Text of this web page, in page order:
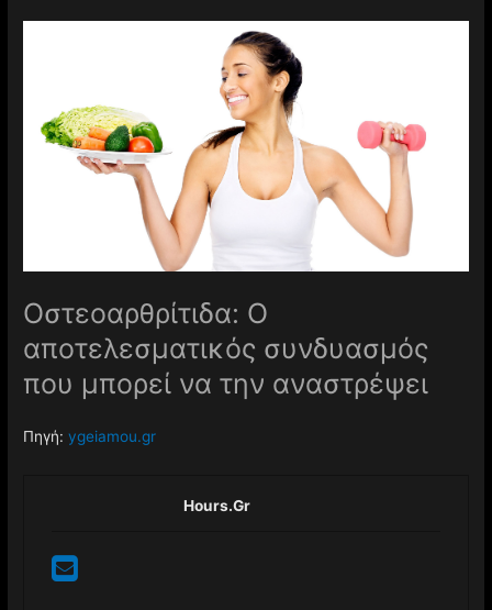
Οστεοαρθρίτιδα: Ο
αποτελεσματικός συνδυασμός
που μπορεί να την αναστρέψει
Πηγή:ygeiamou.gr
Hours.gr